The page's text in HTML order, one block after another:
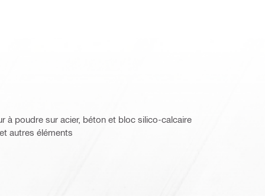
à poudre sur acier, béton et bloc silico-calcaire
autres éléments